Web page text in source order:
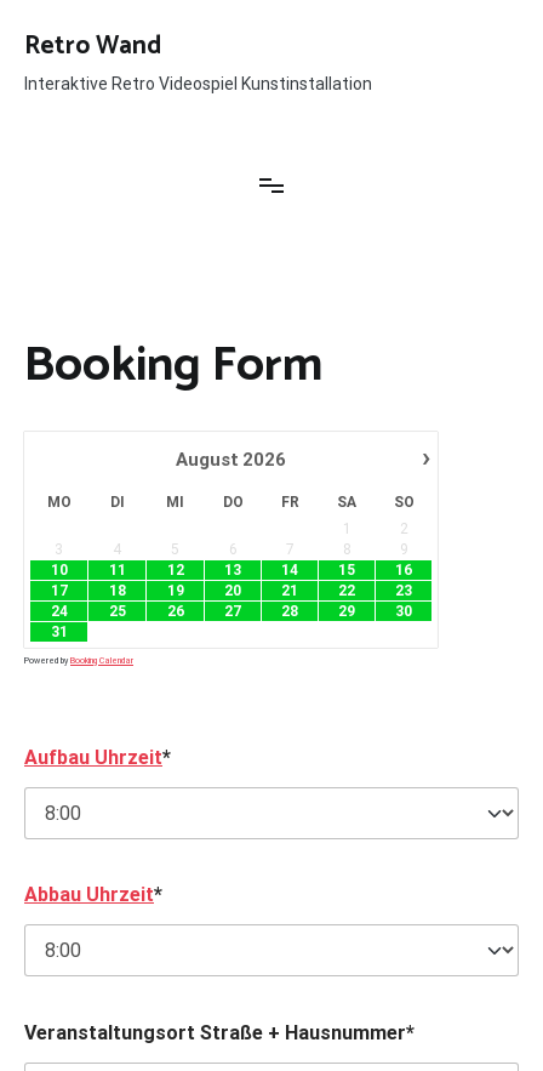
Inhalt
springen
Retro Wand
Interaktive Retro Videospiel Kunstinstallation
Booking Form
›
August 2026
MO DI MI DO FR SA
SO
1
2
3
4 5 6 7 8
9
10
11 12 13 14 15
16
17
18 19 20 21 22
23
24
25 26 27 28 29
30
31
Powered by Booking Calendar
Aufbau Uhrzeit*
Abbau Uhrzeit*
Veranstaltungsort Straße + Hausnummer*